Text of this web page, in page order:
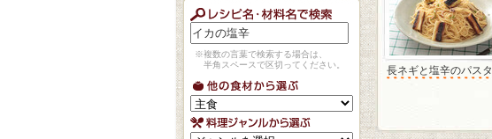
※複数の言葉で検索する場合は、
半角スペースで区切ってください。
長ネギと塩辛のパスタ